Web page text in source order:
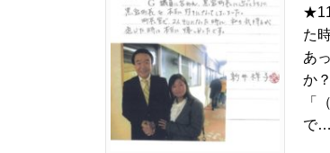
た
あ
か
「
で…